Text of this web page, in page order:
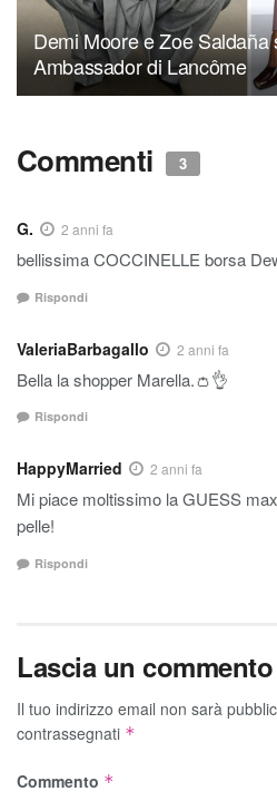
Demi Moore e Zoe
Ambassador di Lancôme
Commenti 3
G. 2 anni fa
bellissima COCCINELLE borsa
Rispondi
ValeriaBarbagallo 2 anni fa
Bella la shopper Marella.👛👌
Rispondi
HappyMarried 2 anni fa
Mi piace moltissimo la GUESS
pelle!
Rispondi
Lascia un commento
Il tuo indirizzo email non sarà
contrassegnati *
Commento *